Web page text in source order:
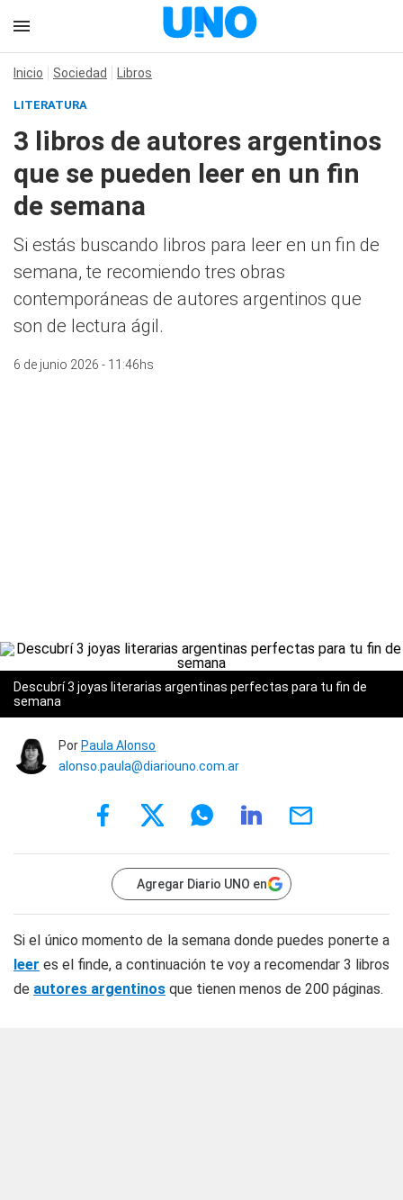
Inicio Sociedad Libros
LITERATURA
3 libros de autores argentinos
que se pueden leer en un fin
de semana
Si estás buscando libros para leer en un fin de
semana, te recomiendo tres obras
contemporáneas de autores argentinos que
son de lectura ágil.
6 de junio 2026 - 11:46hs
Descubrí 3 joyas literarias argentinas perfectas para tu fin de
semana
Por Paula Alonso
alonso.paula@diariouno.com.ar
Agregar Diario UNO en
Si el único momento de la semana donde puedes ponerte a
leer es el finde, a continuación te voy a recomendar 3 libros
de autores argentinos que tienen menos de 200 páginas.